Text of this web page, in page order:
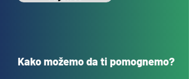
Kako možemo da ti pomognemo?